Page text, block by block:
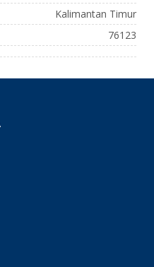
Kalimantan Timur
76123